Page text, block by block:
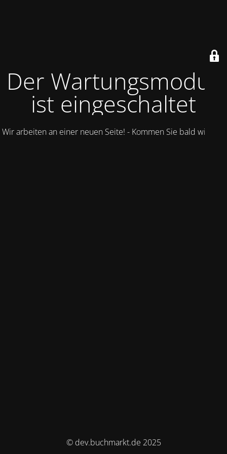
Der Wartungsmodus
ist eingeschaltet
Wir arbeiten an einer neuen Seite! - Kommen Sie bald wieder.
© dev.buchmarkt.de 2025